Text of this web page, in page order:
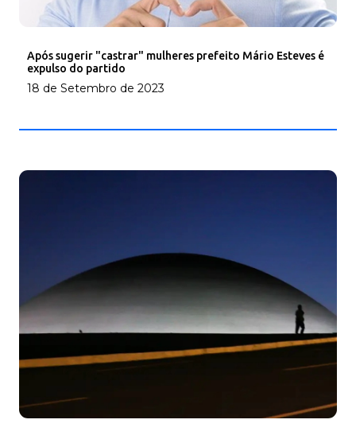
Após sugerir "castrar" mulheres prefeito Mário Esteves é
expulso do partido
18 de Setembro de 2023